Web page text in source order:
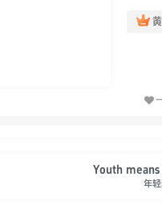
Youth
年